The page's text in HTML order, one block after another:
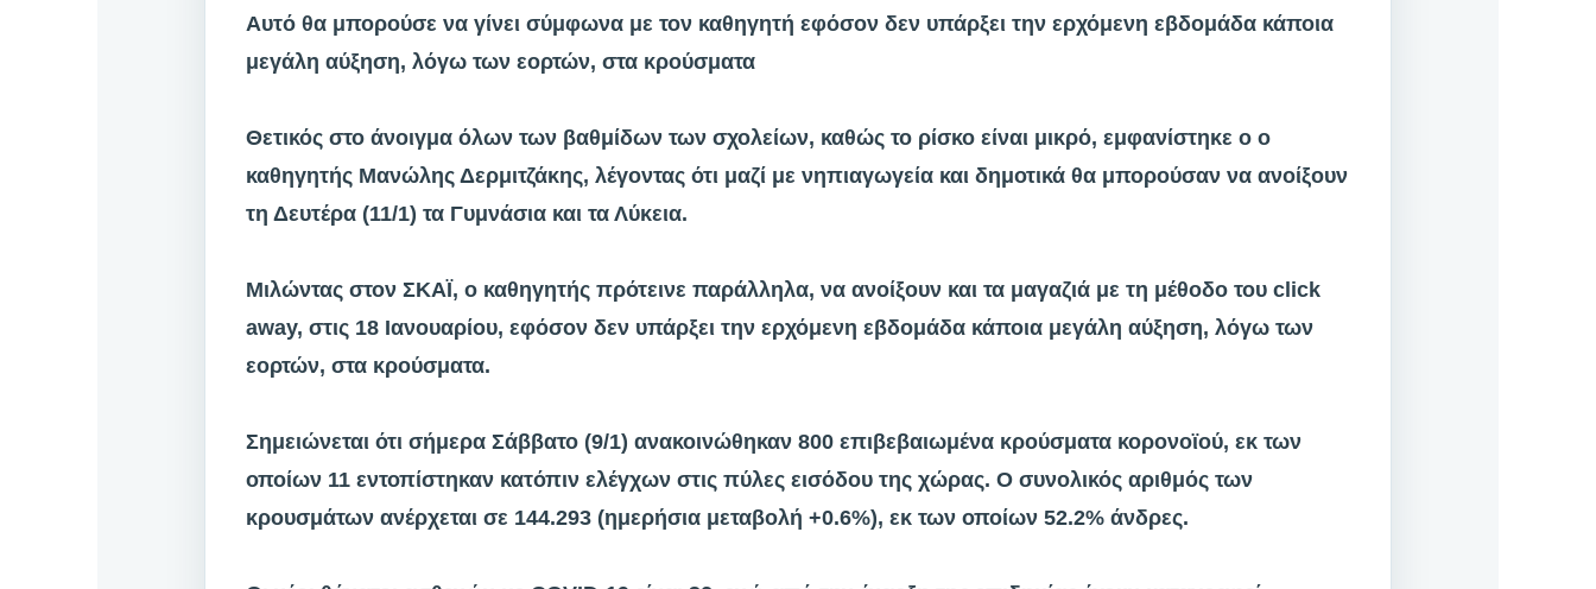
Αυτό θα μπορούσε να γίνει σύμφωνα με τον καθηγητή εφόσον δεν υπάρξει την ερχόμενη εβδομάδα κάποια
μεγάλη αύξηση, λόγω των εορτών, στα κρούσματα
Θετικός στο άνοιγμα όλων των βαθμίδων των σχολείων, καθώς το ρίσκο είναι μικρό, εμφανίστηκε ο ο
καθηγητής Μανώλης Δερμιτζάκης, λέγοντας ότι μαζί με νηπιαγωγεία και δημοτικά θα μπορούσαν να ανοίξουν
τη Δευτέρα (11/1) τα Γυμνάσια και τα Λύκεια.
Μιλώντας στον ΣΚΑΪ, ο καθηγητής πρότεινε παράλληλα, να ανοίξουν και τα μαγαζιά με τη μέθοδο του click
away, στις 18 Ιανουαρίου, εφόσον δεν υπάρξει την ερχόμενη εβδομάδα κάποια μεγάλη αύξηση, λόγω των
εορτών, στα κρούσματα.
Σημειώνεται ότι σήμερα Σάββατο (9/1) ανακοινώθηκαν 800 επιβεβαιωμένα κρούσματα κορονοϊού, εκ των
οποίων 11 εντοπίστηκαν κατόπιν ελέγχων στις πύλες εισόδου της χώρας. Ο συνολικός αριθμός των
κρουσμάτων ανέρχεται σε 144.293 (ημερήσια μεταβολή +0.6%), εκ των οποίων 52.2% άνδρες.